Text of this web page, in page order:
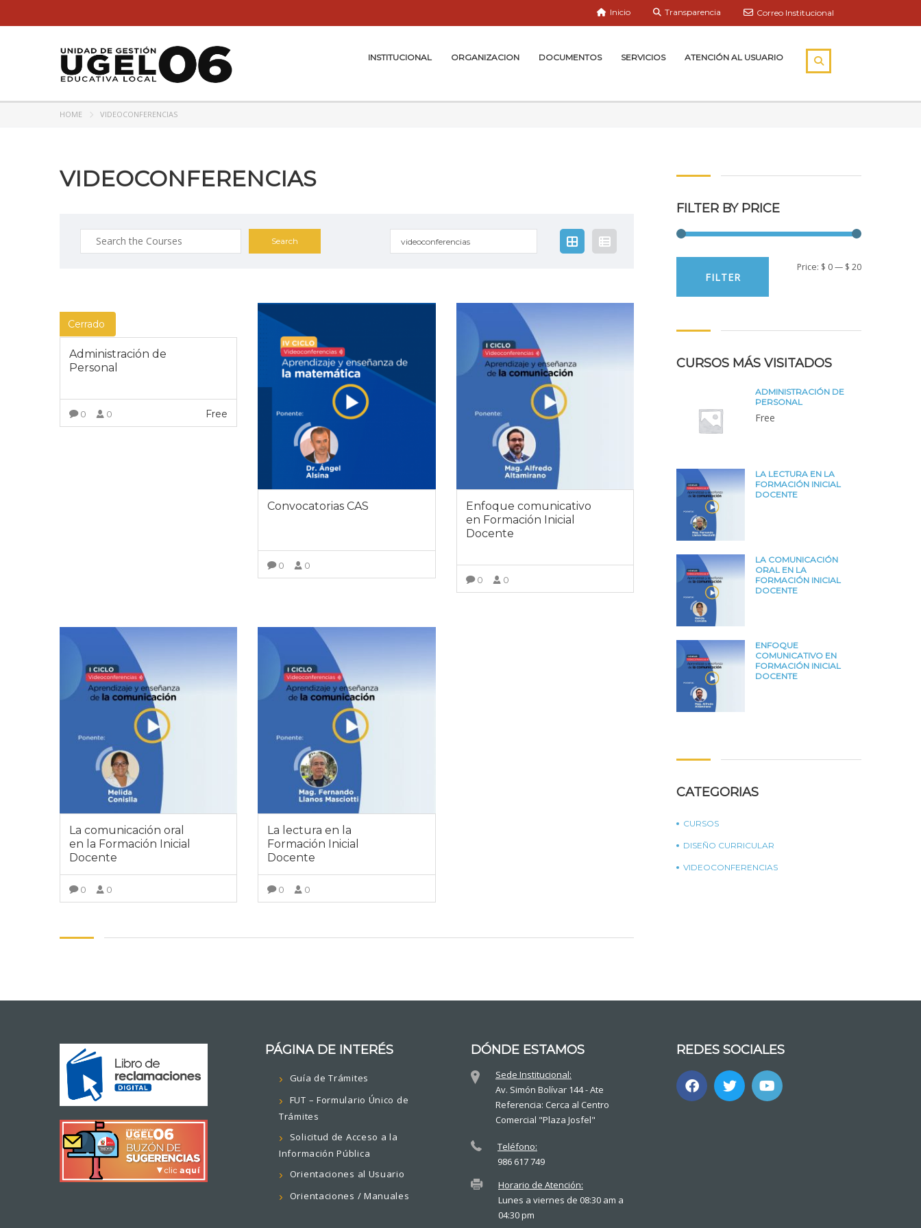
Correo Institucional
Transparencia
Inicio
INSTITUCIONAL ORGANIZACION DOCUMENTOS SERVICIOS ATENCIÓN AL USUARIO
HOME VIDEOCONFERENCIAS
VIDEOCONFERENCIAS
Search
for:
videoconferencias
Cerrado
Administración de
Personal
0 0 Free
Convocatorias CAS
0 0
Enfoque comunicativo
en Formación Inicial
Docente
0 0
La comunicación oral
en la Formación Inicial
Docente
0 0
La lectura en la
Formación Inicial
Docente
0 0
FILTER BY PRICE
Min
Max
FILTER
Price: $ 0— $ 20
CURSOS MÁS VISITADOS
ADMINISTRACIÓN DE
PERSONAL
Free
LA LECTURA EN LA
FORMACIÓN INICIAL
DOCENTE
LA COMUNICACIÓN
ORAL EN LA
FORMACIÓN INICIAL
DOCENTE
ENFOQUE
COMUNICATIVO EN
FORMACIÓN INICIAL
DOCENTE
CATEGORIAS
CURSOS
DISEÑO CURRICULAR
VIDEOCONFERENCIAS
PÁGINA DE INTERÉS
Guía de Trámites
FUT – Formulario Único de
Trámites
Solicitud de Acceso a la
Información Pública
Orientaciones al Usuario
Orientaciones / Manuales
DÓNDE ESTAMOS
Sede Institucional:
Av. Simón Bolívar 144 - Ate
Referencia: Cerca al Centro
Comercial "Plaza Josfel"
Teléfono:
986 617 749
Horario de Atención:
Lunes a viernes de 08:30 am a
04:30 pm
REDES SOCIALES